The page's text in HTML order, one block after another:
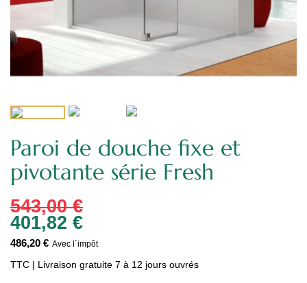
Paroi de douche fixe et
pivotante série Fresh
543,00 €
401,82 €
486,20 € Avec l´impôt
TTC | Livraison gratuite 7 à 12 jours ouvrés